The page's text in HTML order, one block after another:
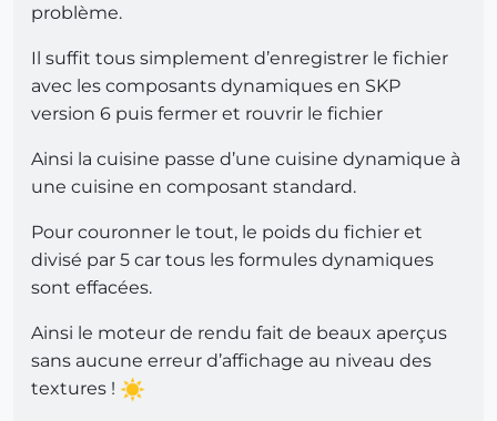
problème.
Il suffit tous simplement d’enregistrer le fichier
avec les composants dynamiques en SKP
version 6 puis fermer et rouvrir le fichier
Ainsi la cuisine passe d’une cuisine dynamique à
une cuisine en composant standard.
Pour couronner le tout, le poids du fichier et
divisé par 5 car tous les formules dynamiques
sont effacées.
Ainsi le moteur de rendu fait de beaux aperçus
sans aucune erreur d’affichage au niveau des
textures !